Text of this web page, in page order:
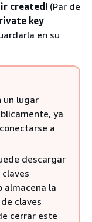
created! (Par de
key
en su
un lugar
ya
a
descargar
almacena la
claves
cerrar este